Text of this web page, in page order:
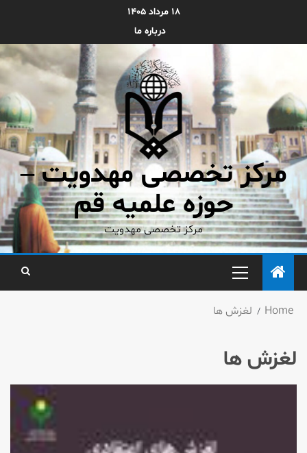
۱۸ مرداد ۱۴۰۵
درباره ما
مرکز تخصصی مهدویت –
حوزه علمیه قم
مرکز تخصصی مهدویت
Home لغزش ها
لغزش ها